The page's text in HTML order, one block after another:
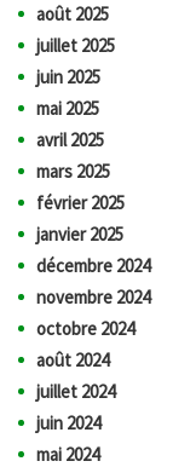
août 2025
juillet 2025
juin 2025
mai 2025
avril 2025
mars 2025
février 2025
janvier 2025
décembre 2024
novembre 2024
octobre 2024
août 2024
juillet 2024
juin 2024
mai 2024